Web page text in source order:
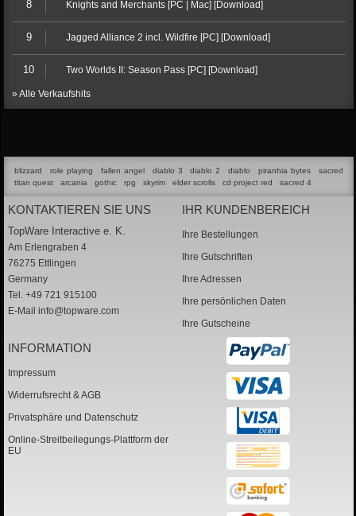
8 Knights and Merchants [PC | Mac] [Download]
9 Jagged Alliance 2 incl. Wildfire [PC] [Download]
10 Two Worlds II: Season Pass [PC] [Download]
» Alle Verkaufshits
blizzard role playing fallen angel diablo 3 diablo 2 diablo piranhia bytes
sacred
titan quest
arcania gothic rpg skyrim elder scrolls cd project red sacred 4
KONTAKTIEREN SIE UNS
TopWare Interactive e. K.
Am Erlengraben 4
76275 Ettlingen
Germany
Tel. +49 721 915100
E-Mail info@topware.com
IHR KUNDENBEREICH
Ihre Bestellungen
Ihre Gutschriften
Ihre Adressen
Ihre persönlichen Daten
Ihre Gutscheine
INFORMATION
Impressum
Widerrufsrecht & AGB
Privatsphäre und Datenschutz
Online-Streitbeilegungs-Plattform der
EU